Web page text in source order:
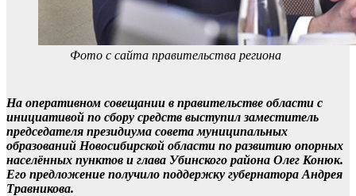
Фото с сайта правительства региона
На оперативном совещании в правительстве области с
инициативой по сбору средств выступил заместитель
председателя президиума совета муниципальных
образований Новосибирской области по развитию опорных
населённых пунктов и глава Убинского района Олег Конюк.
Его предложение получило поддержку губернатора Андрея
Травникова.